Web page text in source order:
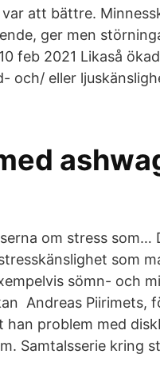
att bättre.
ger men
feb 2021 Likaså
och/ eller
om stress som…
som
sömn- och
Andreas Piirimets,
han problem med
Samtalsserie kring